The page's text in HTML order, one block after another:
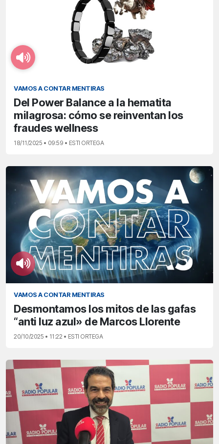
VAMOS A CONTAR MENTIRAS
Del Power Balance a la hematita
milagrosa: cómo se reinventan los
fraudes wellness
18/11/2025 • 09:59 • ESTI ORTEGA
VAMOS A CONTAR MENTIRAS
Desmontamos los mitos de las gafas
“anti luz azul» de Marcos Llorente
20/10/2025 • 11:22 • ESTI ORTEGA